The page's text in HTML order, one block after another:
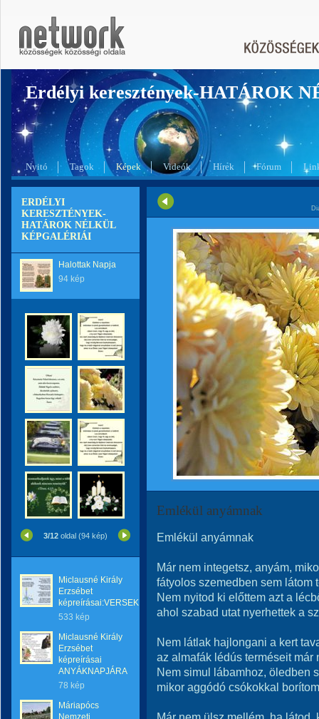
Erdélyi keresztények-HATÁROK
Nyitó Tagok Képek Videók Hírek Fórum
ERDÉLYI
KERESZTÉNYEK-
HATÁROK NÉLKÜL
KÉPGALÉRIÁI
Halottak Napja
94 kép
3/12 oldal (94 kép)
Miclausné Király
Erzsébet
képreírásai:VERSEK
533 kép
Miclausné Király
Erzsébet
képreírásai
ANYÁKNAPJÁRA
78 kép
Máriapócs
Nemzeti
Emlékül anyámnak
Emlékül anyámnak
Már nem integetsz, anyám,
fátyolos szemedben sem látom
Nem nyitod ki előttem azt a
ahol szabad utat nyerhettek a
Nem látlak hajlongani a kert
az almafák lédús terméseit már
Nem simul lábamhoz, öledben
mikor aggódó csókokkal